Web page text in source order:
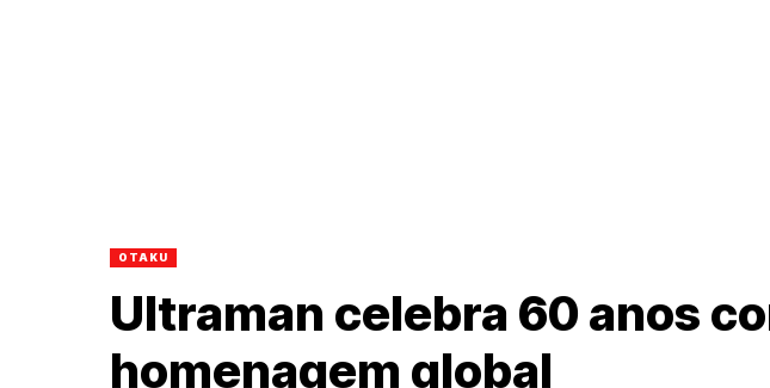
OTAKU
Ultraman celebra 60 anos
homenagem global